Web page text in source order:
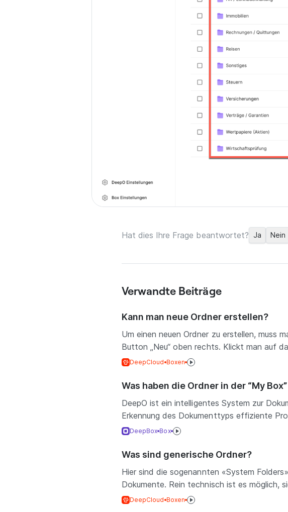
Hat dies Ihre Frage beantwortet? Ja Nein
Verwandte Beiträge
Kann man neue Ordner erstellen?
Um einen neuen Ordner zu erstellen, muss
Button „Neu“ oben rechts. Klickt man auf
DeepCloud Boxen
Was haben die Ordner in der “My
DeepO ist ein intelligentes System zur
Erkennung des Dokumenttyps effiziente
DeepBox Box
Was sind generische Ordner?
Hier sind die sogenannten «System
Dokumente. Rein technisch ist es möglich,
DeepCloud Boxen